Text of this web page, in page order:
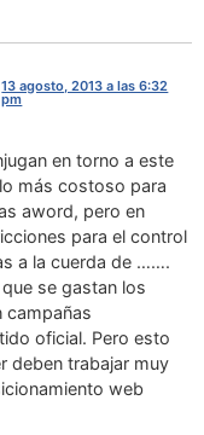
13 agosto, 2013 a las 6:32
pm
en torno a este
más costoso para
aword, pero en
para el control
a la cuerda de …….
se gastan los
campañas
oficial. Pero esto
deben trabajar muy
web